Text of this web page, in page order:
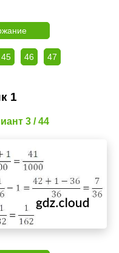
45 46 47
1
3 / 44